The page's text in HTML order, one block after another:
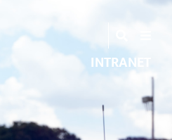
INTRANET